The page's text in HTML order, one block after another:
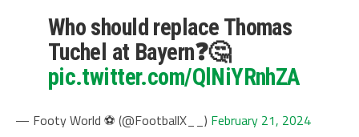
Who should replace Thomas
Tuchel at Bayern❓🤔
pic.twitter.com/QlNiYRnhZA
— Footy World ⚽️ (@FootballX__) February 21, 2024